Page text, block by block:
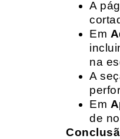
A
Em
na
A
Em
de